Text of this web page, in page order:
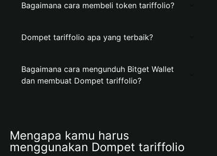
Bagaimana cara membeli token tariffolio?
Dompet tariffolio apa yang terbaik?
Bagaimana cara mengunduh Bitget Wallet
dan membuat Dompet tariffolio?
Mengapa kamu harus
menggunakan Dompet tariffolio